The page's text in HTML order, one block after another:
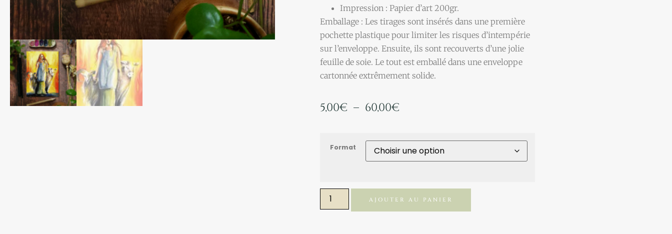
Impression : Papier d’art 200gr.
Emballage : Les tirages sont insérés dans une première
pochette plastique pour limiter les risques d’intempérie
sur l’enveloppe. Ensuite, ils sont recouverts d’une jolie
feuille de soie. Le tout est emballé dans une enveloppe
cartonnée extrêmement solide.
5,00€ – 60,00€
Format
AJOUTER AU PANIER